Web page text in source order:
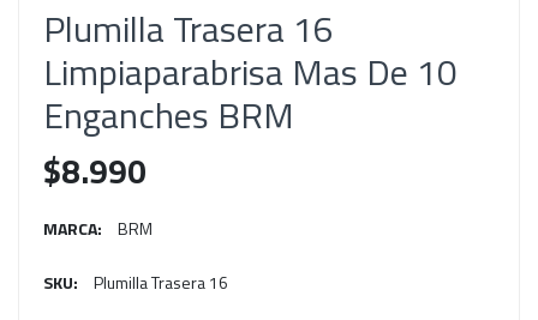
Plumilla Trasera 16
Limpiaparabrisa Mas De 10
Enganches BRM
$8.990
MARCA: BRM
SKU: Plumilla Trasera 16